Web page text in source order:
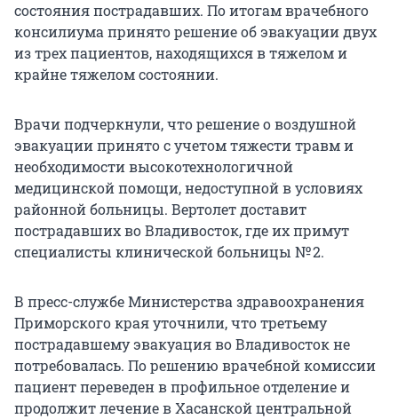
состояния пострадавших. По итогам врачебного
консилиума принято решение об эвакуации двух
из трех пациентов, находящихся в тяжелом и
крайне тяжелом состоянии.
Врачи подчеркнули, что решение о воздушной
эвакуации принято с учетом тяжести травм и
необходимости высокотехнологичной
медицинской помощи, недоступной в условиях
районной больницы. Вертолет доставит
пострадавших во Владивосток, где их примут
специалисты клинической больницы № 2.
В пресс-службе Министерства здравоохранения
Приморского края уточнили, что третьему
пострадавшему эвакуация во Владивосток не
потребовалась. По решению врачебной комиссии
пациент переведен в профильное отделение и
продолжит лечение в Хасанской центральной